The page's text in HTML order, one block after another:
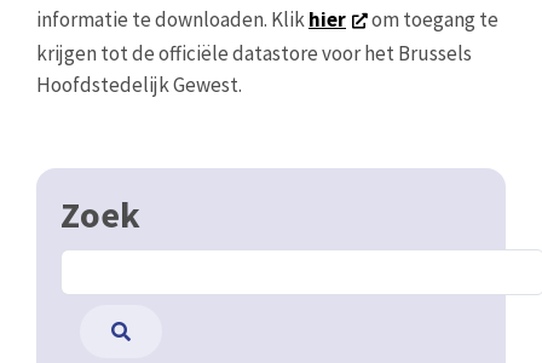
informatie te downloaden. Klikhier
om toegang te
krijgen tot de officiële datastore voor het Brussels
Hoofdstedelijk Gewest.
Zoek